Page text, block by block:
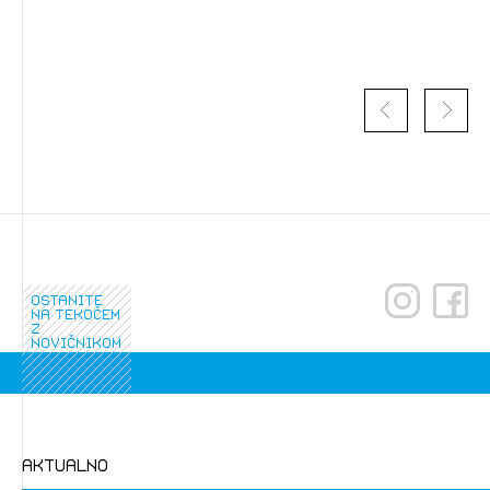
Izbrana vsebina je namenjena le ZAPS
registriranim uporabnikom. Da lahko do nje
dostopate, se je potrebno prijaviti.
ostanite
na tekočem
z
novičnikom
aktualno